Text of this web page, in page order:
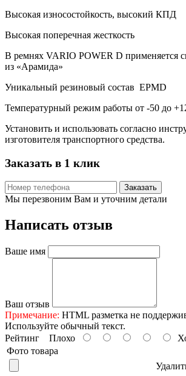
Высокая износостойкость, высокий КПД
Высокая поперечная жесткость
В ремнях VARIO POWER D применяется
из «Арамида»
Уникальный резиновый состав EPMD
Температурный режим работы от -50 до
Установить и использовать согласно
изготовителя транспортного средства.
Заказать в 1 клик
Заказать
Мы перезвоним Вам и уточним детали
Написать отзыв
Ваше имя
Ваш отзыв
Примечание: HTML разметка не
Используйте обычный текст.
Рейтинг Плохо
Фото товара